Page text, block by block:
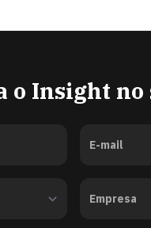
o Insight
E-mail
Empresa